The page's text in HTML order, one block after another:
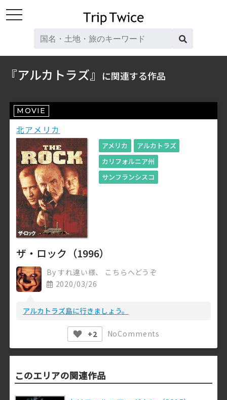
toggle
『アルカトラズ』 に関連する作品
MOVIE
北アメリカ
アメリカ
アルカトラズ
カリフォルニア州
サンフランシスコ
ザ・ロック（1996）
By すれ違い様、 こちらへどうぞ
2020/03/26
アルカトラズ島に行きましょう。
+2 NoComments
このエリアの関連作品